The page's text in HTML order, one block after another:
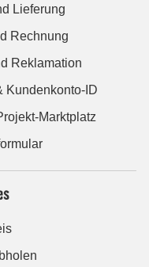
Lieferung
Rechnung
Reklamation
Kundenkonto-ID
Marktplatz